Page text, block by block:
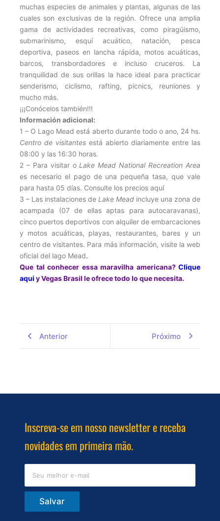
muchas especies de animales y plantas, algunas de las
cuales son exclusivas de la región. Ofrece una amplia
gama de actividades recreativas, como piragüismo,
submarinismo, esquí acuático, natación, pesca
deportiva, paseos en lancha rápida, motos acuáticas,
barcos, transbordadores e incluso cruceros. La
tranquilidad de sus orillas la hace ideal para practicar
senderismo, ciclismo, rafting, picnics, reuniones y
mucho más.
¡¡¡Conócelos también!!!
Información adicional:
1 – O Lago Mead está aberto durante todo o ano, 24 hs.
Centro de visitantes está abierto diariamente entre las
08:00 y las 16:30 horas.
2 – Para visitar o Lake Mead National Recreation Area
es necesario el pago de una pequeña tasa, que vale
para hasta 05 días. Consulte los precios aquí
3 – Las instalaciones de Lake Mead incluye una zona de
acampada (07 de ellas aptas para autocaravanas),
cinco puertos deportivos con alquiler de embarcaciones
y motos acuáticas, playas, restaurantes, bares y un
centro de visitantes. Para más información, visite la web
oficial del lago Mead.
Que tal conhecer essa maravilha americana? Clique
aqui y Vegas Brasil le ofrece todo lo que necesita.
Anterior Próximo
Inscreva-se em nosso newsletter e receba
novidades em primeira mão.
Salvar